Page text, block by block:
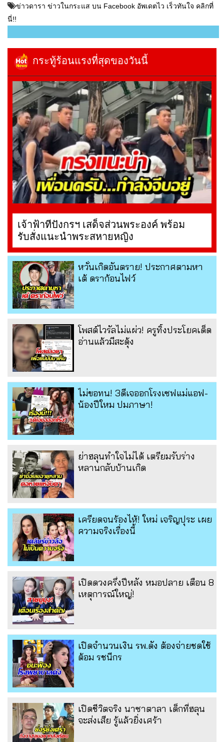
ข่าวดารา ข่าวในกระแส บน Facebook อัพเดตไว เร็วทันใจ คลิกที่
นี่!!
กระทู้ร้อนแรงที่สุดของวันนี้
เจ้าฟ้าทีปังกรฯ เสด็จส่วนพระองค์ พร้อม
รับสั่งแนะนำพระสหายหญิง
หวั่นเกิดอันตราย! ประกาศตามหา
เต้ ดราก้อนไฟว์
โพสต์ไวรัลไม่แผ่ว! ครูทิ้งประโยคเด็ด
อ่านแล้วมีสะดุ้ง
ไม่ขอทน! 3ดีเจออกโรงเซฟแม่แอฟ-
น้องปีใหม ปมภาษา!
ย่าฮลุนทำใจไม่ได้ เตรียมรับร่าง
หลานกลับบ้านเกิด
เครียดจนร้องไห้! ใหม่ เจริญปุระ เผย
ความจริงเรื่องนี้
เปิดดวงครึ่งปีหลัง หมอปลาย เตือน 8
เหตุการณ์ใหญ่!
เปิดจำนวนเงิน รพ.ดัง ต้องจ่ายชดใช้
ต้อม รชนีกร
เปิดชีวิตจริง นาซาตาลา เด็กที่ฮลุน
จะส่งเสีย รู้แล้วยิ่งเศร้า